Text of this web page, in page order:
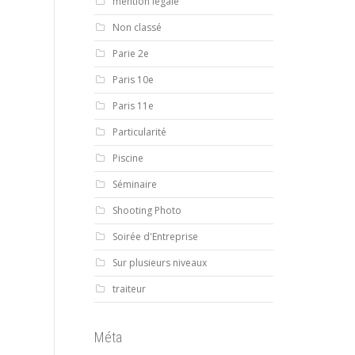
Non classé
Parie 2e
Paris 10e
Paris 11e
Particularité
Piscine
Séminaire
Shooting Photo
Soirée d'Entreprise
Sur plusieurs niveaux
traiteur
Méta